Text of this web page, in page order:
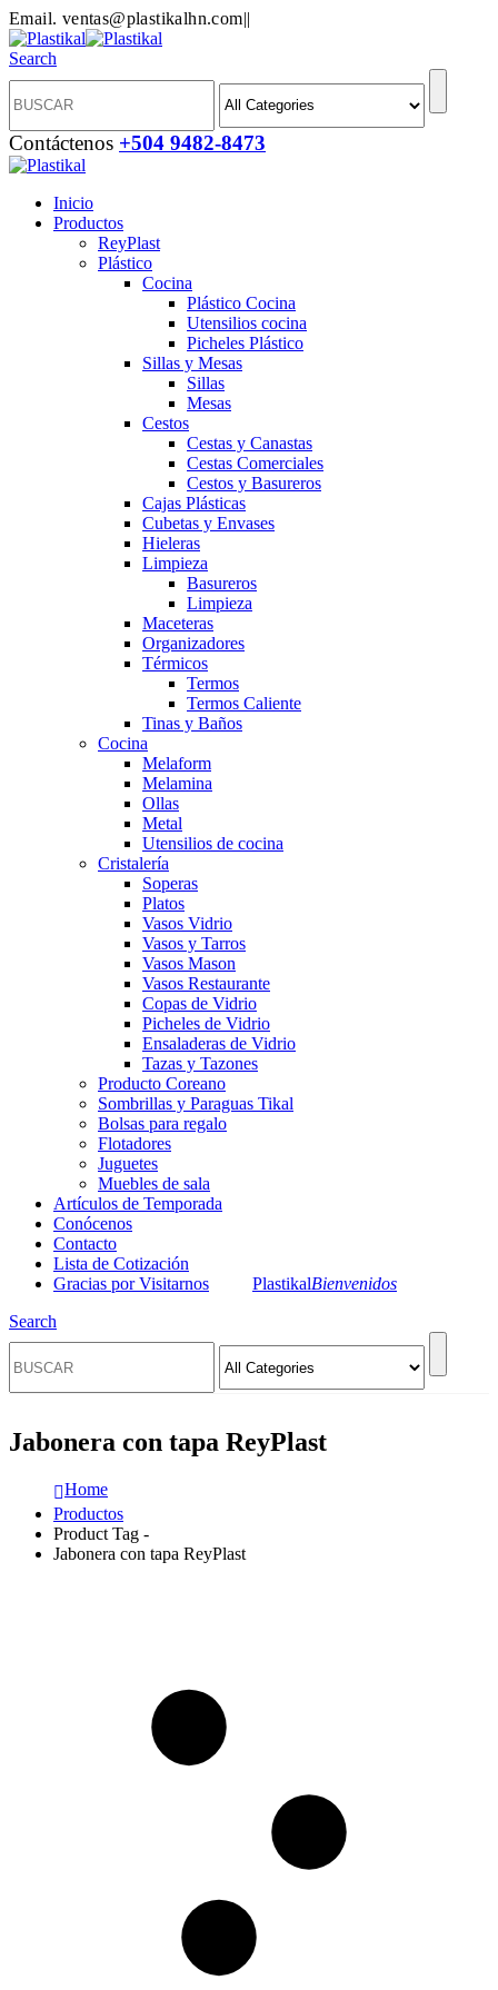
Email. ventas@plastikalhn.com||
Search
Contáctenos +504 9482-8473
Inicio
Productos
ReyPlast
Plástico
Cocina
Plástico Cocina
Utensilios cocina
Picheles Plástico
Sillas y Mesas
Sillas
Mesas
Cestos
Cestas y Canastas
Cestas Comerciales
Cestos y Basureros
Cajas Plásticas
Cubetas y Envases
Hieleras
Limpieza
Basureros
Limpieza
Maceteras
Organizadores
Térmicos
Termos
Termos Caliente
Tinas y Baños
Cocina
Melaform
Melamina
Ollas
Metal
Utensilios de cocina
Cristalería
Soperas
Platos
Vasos Vidrio
Vasos y Tarros
Vasos Mason
Vasos Restaurante
Copas de Vidrio
Picheles de Vidrio
Ensaladeras de Vidrio
Tazas y Tazones
Producto Coreano
Sombrillas y Paraguas Tikal
Bolsas para regalo
Flotadores
Juguetes
Muebles de sala
Artículos de Temporada
Conócenos
Contacto
Lista de Cotización
Gracias por Visitarnos
PlastikalBienvenidos
Search
Jabonera con tapa ReyPlast
Home
Productos
Product Tag -
Jabonera con tapa ReyPlast